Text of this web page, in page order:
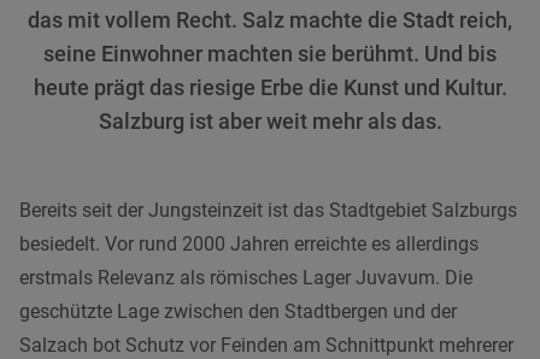
das mit vollem Recht. Salz machte die Stadt reich,
seine Einwohner machten sie berühmt. Und bis
heute prägt das riesige Erbe die Kunst und Kultur.
Salzburg ist aber weit mehr als das.
Bereits seit der Jungsteinzeit ist das Stadtgebiet Salzburgs
besiedelt. Vor rund 2000 Jahren erreichte es allerdings
erstmals Relevanz als römisches Lager Juvavum. Die
geschützte Lage zwischen den Stadtbergen und der
Salzach bot Schutz vor Feinden am Schnittpunkt mehrerer